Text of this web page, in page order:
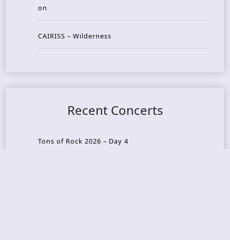
on
CAIRISS – Wilderness
Recent Concerts
Tons of Rock 2026 – Day 4